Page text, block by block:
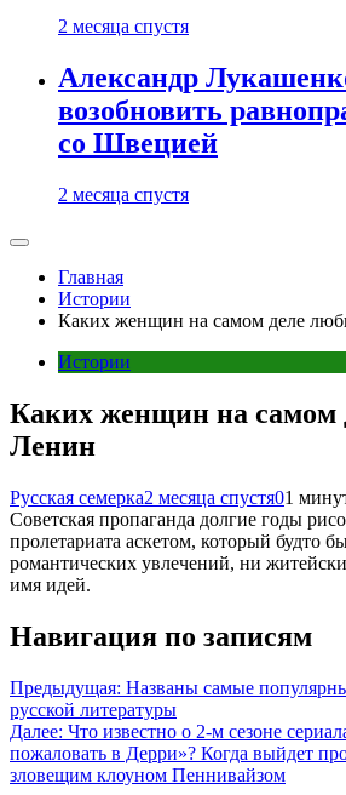
2 месяца спустя
Александр
возобновить
со Швецией
2 месяца спустя
Главная
Истории
Каких женщин на самом деле
Истории
Каких женщин на самом
Ленин
Русская семерка2 месяца спустя01
Советская пропаганда долгие годы
пролетариата аскетом, который будто
романтических увлечений, ни
имя идей.
Навигация по записям
Предыдущая: Названы самые
русской литературы
Далее: Что известно о 2-м сезоне
пожаловать в Дерри»? Когда выйдет
зловещим клоуном Пеннивайзом